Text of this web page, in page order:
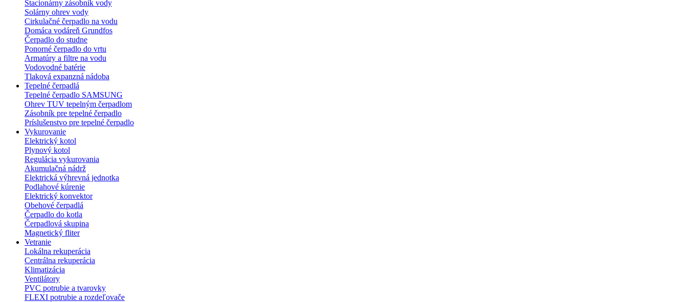
Stacionárny zásobník vody
Solárny ohrev vody
Cirkulačné čerpadlo na vodu
Domáca vodáreň Grundfos
Čerpadlo do studne
Ponorné čerpadlo do vrtu
Armatúry a filtre na vodu
Vodovodné batérie
Tlaková expanzná nádoba
Tepelné čerpadlá
Tepelné čerpadlo SAMSUNG
Ohrev TUV tepelným čerpadlom
Zásobník pre tepelné čerpadlo
Príslušenstvo pre tepelné čerpadlo
Vykurovanie
Elektrický kotol
Plynový kotol
Regulácia vykurovania
Akumulačná nádrž
Elektrická výhrevná jednotka
Podlahové kúrenie
Elektrický konvektor
Obehové čerpadlá
Čerpadlo do kotla
Čerpadlová skupina
Magnetický fliter
Vetranie
Lokálna rekuperácia
Centrálna rekuperácia
Klimatizácia
Ventilátory
PVC potrubie a tvarovky
FLEXI potrubie a rozdeľovače